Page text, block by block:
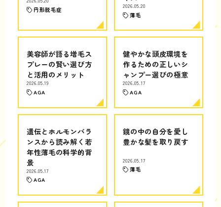
円形脱毛症
2026.05.20
薄毛
美容師が語る増毛ス
プレーの賢い選び方
と活用のメリット
2026.05.19
AGA
健やかな頭皮環境を
作るための正しいシ
ャンプー選びの極意
2026.05.17
AGA
遺伝とホルモンバラ
ンスから読み解く若
年性薄毛の科学的背
景
2026.05.17
AGA
鏡の中の自分を愛し
豊かな髪を取り戻す
2026.05.17
薄毛